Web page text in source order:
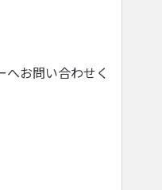
お問い合わせく